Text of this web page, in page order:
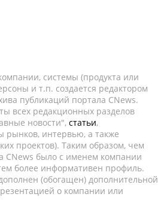
системы (продукта или
и т.п. создается редактором
публикаций портала CNews.
всех редакционных разделов
новости", статьи,
рынков, интервью, а также
проектов). Таким образом, чем
CNews было с именем компании
более информативен профиль.
(обогащен) дополнительной
о компании или